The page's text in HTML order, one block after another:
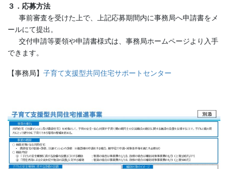
３．応募方法
事前審査を受けた上で、上記応募期間内に事務局へ申請書をメ
ールにて提出。
交付申請等要領や申請書様式は、事務局ホームページより入手
できます。
【事務局】 子育て支援型共同住宅サポートセンター